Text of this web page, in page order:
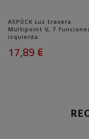
ASPÖCK Luz trasera
Multipoint V, 7
izquierda
17,89 €